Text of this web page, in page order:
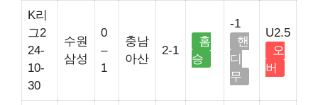
K리
그2
24-
10-
30
수원
삼성
0
–
1
충남
아산
2-1
홈
승
-1
핸
디
무
U2.5
오
버